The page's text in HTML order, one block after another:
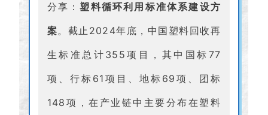
分享：塑料循环利用标准体系建设方
案。截止2024年底，中国塑料回收再
生标准总计355项目，其中国标77
项、行标61项目、地标69项、团标
148项，在产业链中主要分布在塑料